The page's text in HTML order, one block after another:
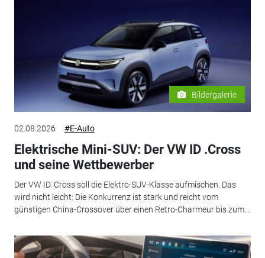
Bildergalerie
02.08.2026 #E-Auto
Elektrische Mini-SUV: Der VW ID .Cross
und seine Wettbewerber
Der VW ID. Cross soll die Elektro-SUV-Klasse aufmischen. Das
wird nicht leicht: Die Konkurrenz ist stark und reicht vom
günstigen China-Crossover über einen Retro-Charmeur bis zum...